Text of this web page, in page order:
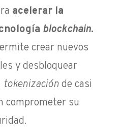
acelerar la
blockchain.
crear nuevos
y desbloquear
tokenizaciónde casi
comprometer su